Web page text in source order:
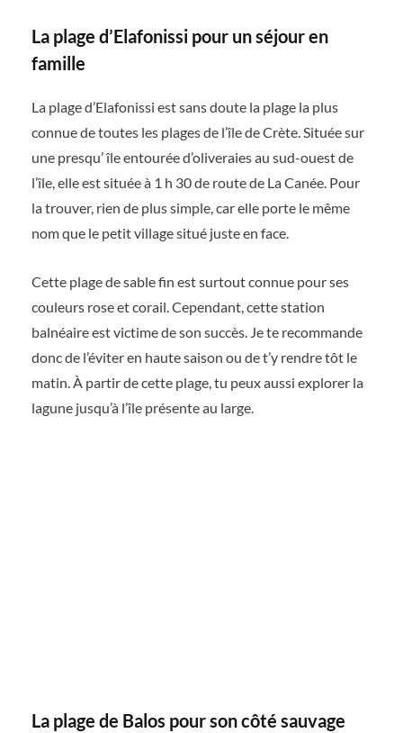
La plage d’Elafonissi pour un séjour en
famille
La plage d’Elafonissi est sans doute la plage la plus
connue de toutes les plages de l’île de Crète. Située sur
une presqu’ île entourée d’oliveraies au sud-ouest de
l’île, elle est située à 1 h 30 de route de La Canée. Pour
la trouver, rien de plus simple, car elle porte le même
nom que le petit village situé juste en face.
Cette plage de sable fin est surtout connue pour ses
couleurs rose et corail. Cependant, cette station
balnéaire est victime de son succès. Je te recommande
donc de l’éviter en haute saison ou de t’y rendre tôt le
matin. À partir de cette plage, tu peux aussi explorer la
lagune jusqu’à l’île présente au large.
La plage de Balos pour son côté sauvage